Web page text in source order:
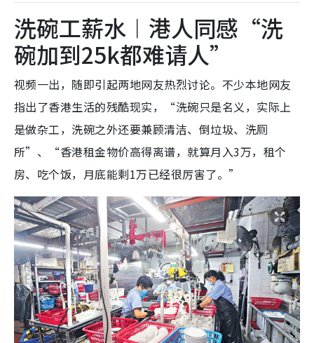
洗碗工薪水︱港人同感“洗
碗加到25k都难请人”
视频一出，随即引起两地网友热烈讨论。不少本地网友
指出了香港生活的残酷现实，“洗碗只是名义，实际上
是做杂工，洗碗之外还要兼顾清洁、倒垃圾、洗厕
所”、“香港租金物价高得离谱，就算月入3万，租个
房、吃个饭，月底能剩1万已经很厉害了。”